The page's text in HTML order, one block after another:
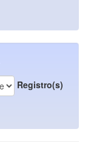
Registro(s)